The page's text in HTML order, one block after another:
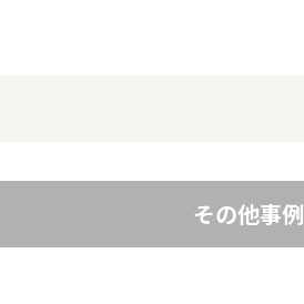
その他事例